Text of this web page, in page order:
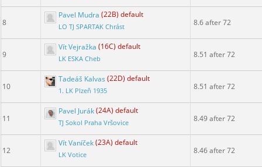
8
Pavel Mudra (22B) default
LO TJ SPARTAK Chrást 8.6 after 72
9
Vít Vejražka (16C) default
LK ESKA Cheb 8.51 after 72
10
Tadeáš Kalvas (22D) default
1. LK Plzeň 1935 8.51 after 72
11
Pavel Jurák(24A) default
TJ Sokol Praha Vršovice 8.49 after 72
12
Vít Vaníček(23A) default
LK Votice 8.46 after 72